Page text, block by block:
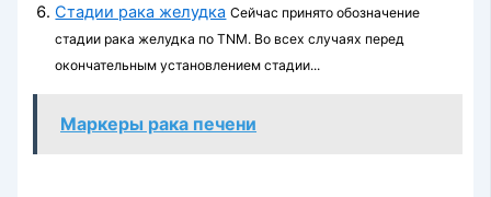
Стадии рака желудка Сейчас принято обозначение
стадии рака желудка по TNM. Во всех случаях перед
окончательным установлением стадии...
Маркеры рака печени